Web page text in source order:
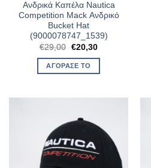
Ανδρικά Καπέλα Nautica
Competition Mack Ανδρικό
Bucket Hat
(9000078747_1539)
€29,00 Original
was:
€29,00.
€20,30Η
ΑΓΌΡΑΣΈ ΤΟ